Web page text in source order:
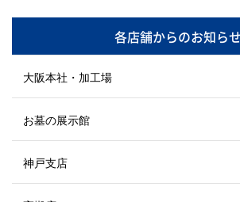
各店舗からのお知らせ
大阪本社・加工場
お墓の展示館
神戸支店